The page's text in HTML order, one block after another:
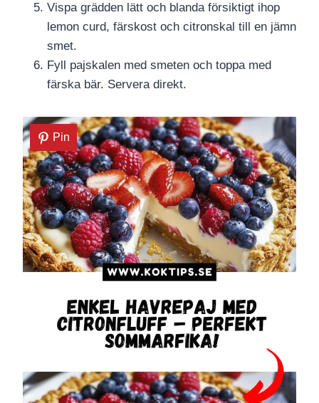
Vispa grädden lätt och blanda försiktigt ihop
lemon curd, färskost och citronskal till en jämn
smet.
Fyll pajskalen med smeten och toppa med
färska bär. Servera direkt.
Pin